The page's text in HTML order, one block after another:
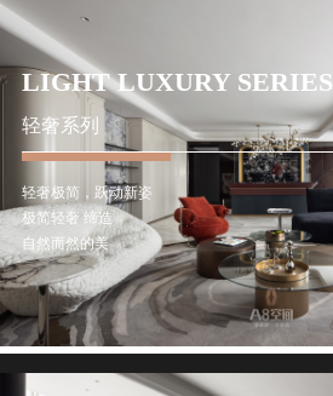
LIGHT LUXURY SERIES
轻奢系列
轻奢极简，跃动新姿
极简轻奢 缔造
自然而然的美